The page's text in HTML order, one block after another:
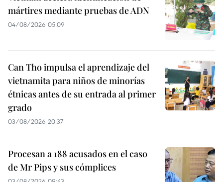
mártires mediante pruebas de ADN
04/08/2026 05:09
Can Tho impulsa el aprendizaje del
vietnamita para niños de minorías
étnicas antes de su entrada al primer
grado
03/08/2026 20:37
Procesan a 188 acusados en el caso
de Mr Pips y sus cómplices